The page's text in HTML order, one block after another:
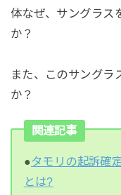
体なぜ、サングラス
か？
また、このサングラ
か？
関連記事
●タモリの起訴確
とは?